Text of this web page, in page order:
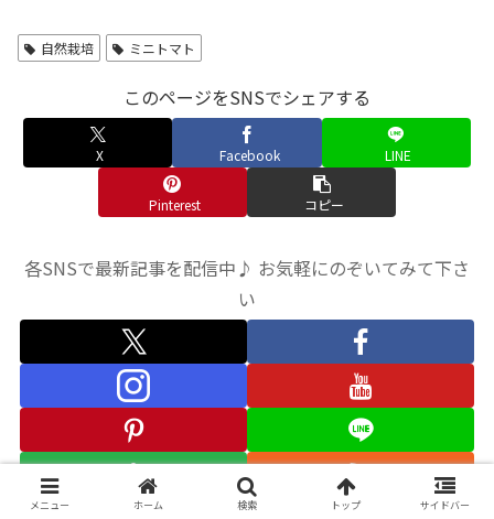
自然栽培 ミニトマト
このページをSNSでシェアする
X Facebook LINE
Pinterest コピー
各SNSで最新記事を配信中♪ お気軽にのぞいてみて下さ
い
メニュー ホーム 検索 トップ サイドバー